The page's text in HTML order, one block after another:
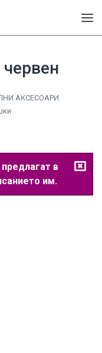
АКСЕСОАРИ
в
им.